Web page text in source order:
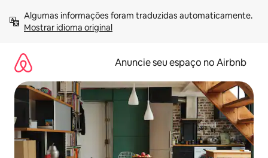
para
Mostrar idioma original
Anuncie seu espaço no Airbnb